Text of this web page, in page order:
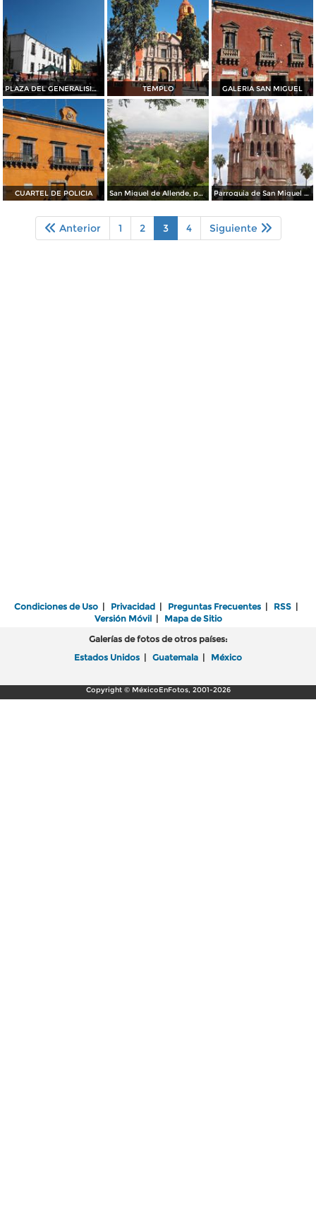
PLAZA DEL GENERALISIMO TEMPLO GALERIA SAN MIGUEL
CUARTEL DE POLICIA San Miguel de Allende, panorama Parroquia de San Miguel Arcángel
Anterior 1 2 3 4 Siguiente
Condiciones de Uso | Privacidad | Preguntas Frecuentes | RSS |
Versión Móvil| Mapa de Sitio
Galerías de fotos de otros países:
Estados Unidos | Guatemala | México
Copyright © MéxicoEnFotos, 2001-2026